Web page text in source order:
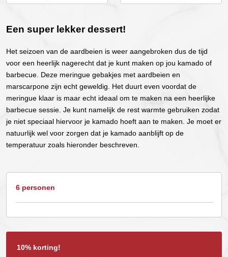
Een super lekker dessert!
Het seizoen van de aardbeien is weer aangebroken dus de tijd
voor een heerlijk nagerecht dat je kunt maken op jou kamado of
barbecue. Deze meringue gebakjes met aardbeien en
marscarpone zijn echt geweldig. Het duurt even voordat de
meringue klaar is maar echt ideaal om te maken na een heerlijke
barbecue sessie. Je kunt namelijk de rest warmte gebruiken zodat
je niet speciaal hiervoor je kamado hoeft aan te maken. Je moet er
natuurlijk wel voor zorgen dat je kamado aanblijft op de
temperatuur zoals hieronder beschreven.
6 personen
10% korting!